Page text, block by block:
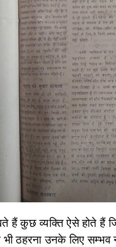
हैं कुछ व्यक्ति ऐसे होते हैं
ठहरना उनके लिए सम्भव